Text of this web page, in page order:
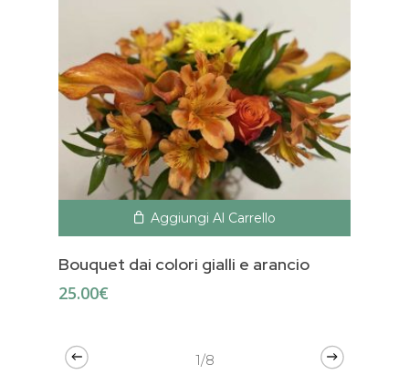
Aggiungi Al Carrello
Bouquet dai colori gialli e arancio
25.00€
1/8